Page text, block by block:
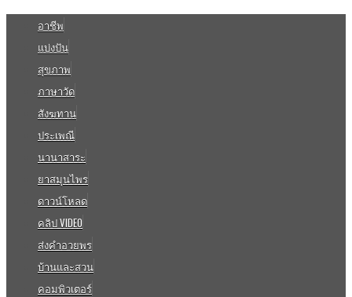
อาชีพ
แบ่งปัน
สุขภาพ
ภาษาวัด
สังฆทาน
ประเพณี
นานาสาระ
ยาสมุนไพร
ดาวน์โหลด
คลิป VIDEO
ส่งคำอวยพร
บ้านและสวน
คอมพิวเตอร์